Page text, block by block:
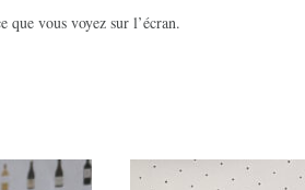
que vous voyez sur l’écran.